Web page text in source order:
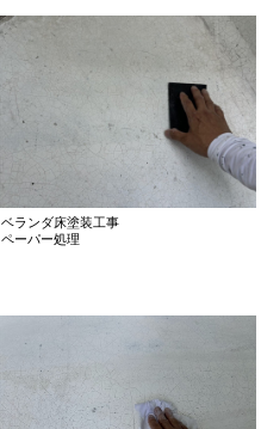
ベランダ床塗装工事
ペーパー処理